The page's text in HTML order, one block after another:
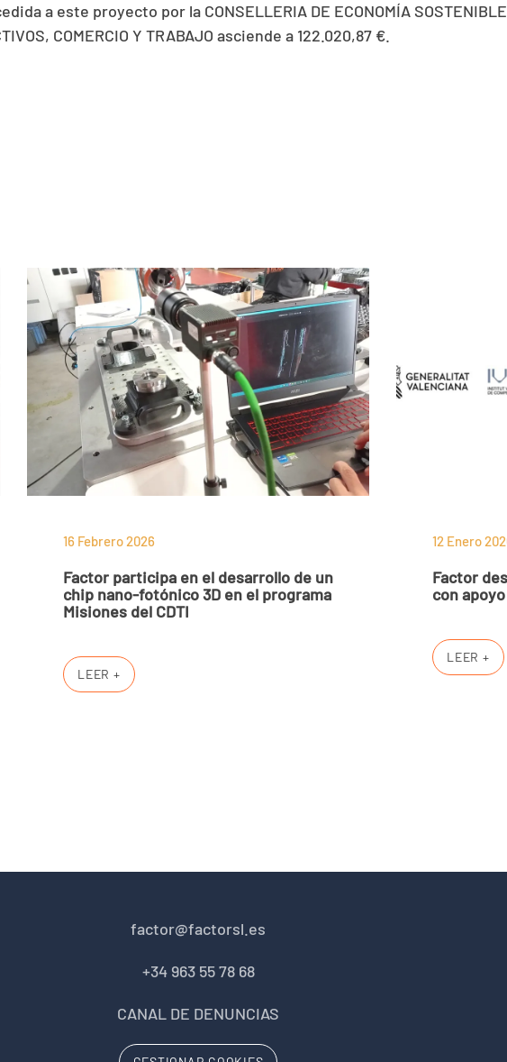
a este proyecto por la CONSELLERIA DE ECONOMÍA
COMERCIO Y TRABAJO asciende a 122.020,87 €.
16 Febrero 2026
Factor participa en el desarrollo de un
chip nano-fotónico 3D en el programa
Misiones del CDTI
LEER +
12 Enero
Factor
con
LEER +
factor@factorsl.es
+34 963 55 78 68
CANAL DE DENUNCIAS